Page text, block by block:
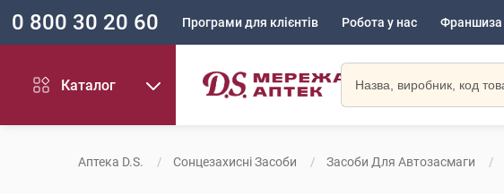
0 800 30 20 60 Програми для клієнтів Робота у нас Франшиза
Каталог
Аптека D.S. Сонцезахисні Засоби Засоби Для Автозасмаги